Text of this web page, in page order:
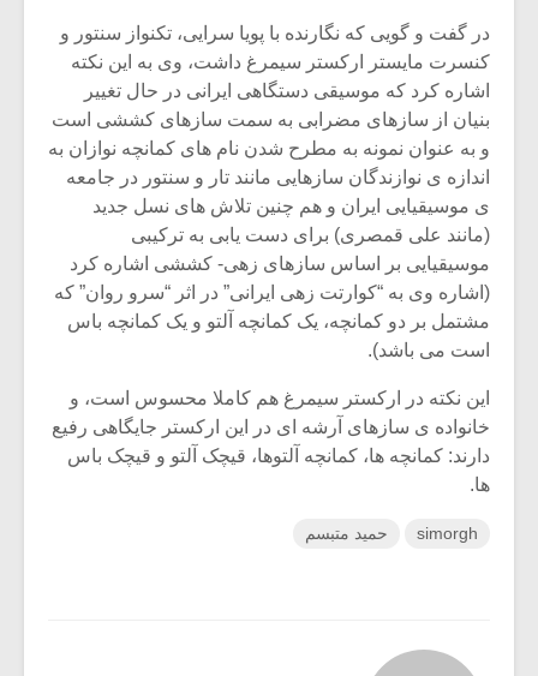
در گفت و گویی که نگارنده با پویا سرایی، تکنواز سنتور و
کنسرت مایستر ارکستر سیمرغ داشت، وی به این نکته
اشاره کرد که موسیقی دستگاهی ایرانی در حال تغییر
بنیان از سازهای مضرابی به سمت سازهای کششی است
و به عنوان نمونه به مطرح شدن نام های کمانچه نوازان به
اندازه ی نوازندگان سازهایی مانند تار و سنتور در جامعه
ی موسیقیایی ایران و هم چنین تلاش های نسل جدید
(مانند علی قمصری) برای دست یابی به ترکیبی
موسیقیایی بر اساس سازهای زهی- کششی اشاره کرد
(اشاره وی به “کوارتت زهی ایرانی” در اثر “سرو روان” که
مشتمل بر دو کمانچه، یک کمانچه آلتو و یک کمانچه باس
است می باشد).
این نکته در ارکستر سیمرغ هم کاملا محسوس است، و
خانواده ی سازهای آرشه ای در این ارکستر جایگاهی رفیع
دارند: کمانچه ها، کمانچه آلتوها، قیچک آلتو و قیچک باس
ها.
simorgh حمید متبسم